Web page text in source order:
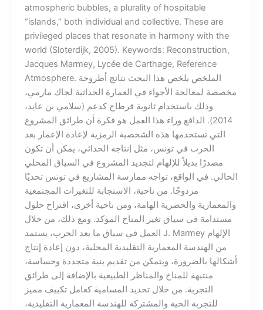
atmospheric bubbles, a plurality of hospitable
“islands,” both individual and collective. These are
privileged places that resonate in harmony with the
world (Sloterdijk, 2005). Keywords: Reconstruction,
Jacques Marmey, Lycée de Carthage, Reference
Atmosphere. الملخص يلخص هذا البحث نتائج أطروحة
مخصصة لمعالجة الأجواء في العمارة الحداثية لجاك مارمي،
وذلك باستخدام ثانوية قرطاج كدعم (سلامي بن عايد،
2014). الدافع وراء هذا العمل هو فكرة أن طرائق المشروع
التي تستخدمها هذه الشخصية الرمزية لإعادة الإعمار بعد
الحرب في تونس، مثل إنتاجه الحداثي، يمكن أن تكون
مصدرًا بديلاً للإلهام لتجديد المشروع في السياق المحلي
الحالي. في الواقع، تواجه ممارسة المشاريع في تونس تحديًا
مزدوجًا. من ناحية، الاستجابة للتغيرات المجتمعية
والمعمارية والحضرية الهامة، ومن ناحية أخرى، اقتراح حلول
مستدامة في سياق تغير المناخ المؤكد. ومع ذلك، من خلال
العمل في سياق ما بعد الحرب، يستمد J. Marmey الإلهام
من الهندسة المعمارية التقليدية المحلية، دون إعادة إنتاج
أشكالها بالضرورة، ويتمكن من تقديم بنية متجددة وحساسة،
منتبهة للمناخ والمناظر الطبيعية بالإضافة إلى طرائق
التجربة. من خلال تحديد المسامية كعامل تكييف مميز
للتجربة الحية والمشتركة للهندسة المعمارية التقليدية،